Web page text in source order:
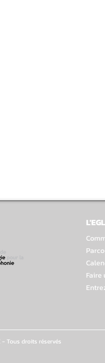
Faire
- Tous droits réservés